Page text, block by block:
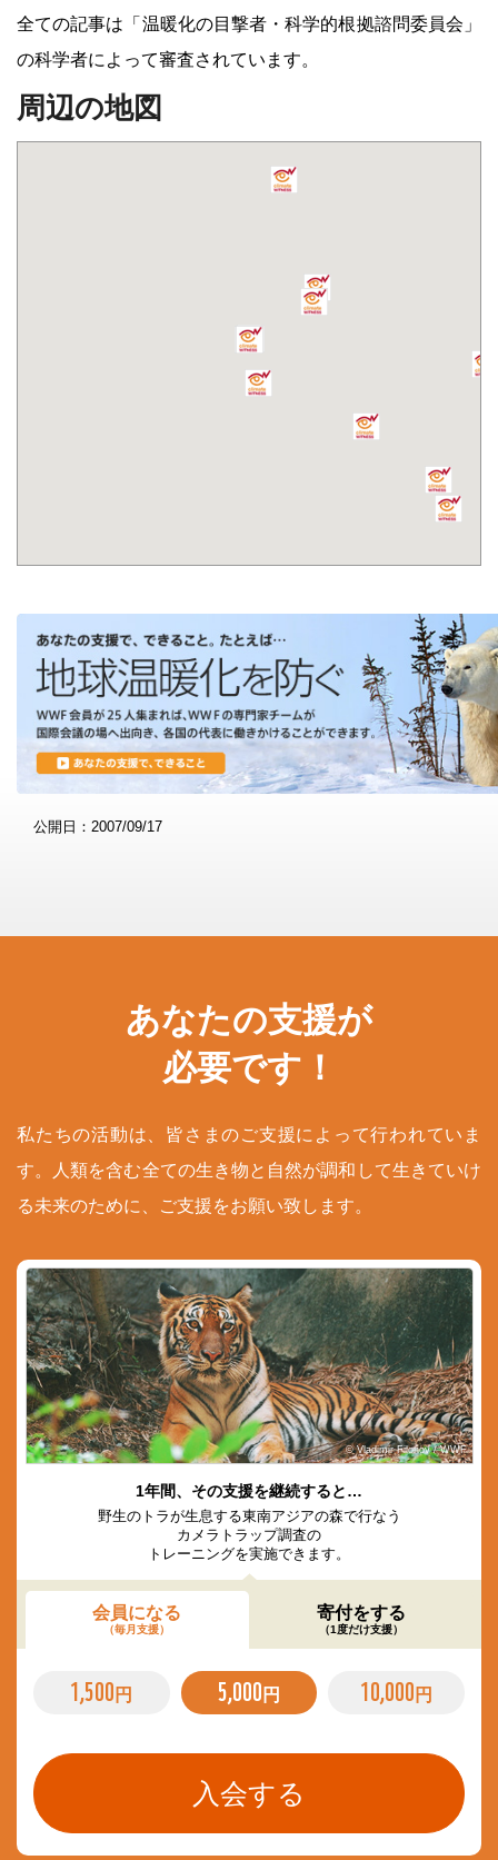
全ての記事は「温暖化の目撃者・科学的根拠諮問委員会」
の科学者によって審査されています。
周辺の地図
公開日：2007/09/17
あなたの支援が
必要です！
私たちの活動は、皆さまのご支援によって行われていま
す。人類を含む全ての生き物と自然が調和して生きていけ
る未来のために、ご支援をお願い致します。
© Vladimir Filonov / WWF
1年間、その支援を継続すると…
野生のトラが生息する東南アジアの森で行なう
カメラトラップ調査の
トレーニングを実施できます。
会員になる
（毎月支援）
寄付をする
（1度だけ支援）
1,500 円 5,000 円 10,000 円